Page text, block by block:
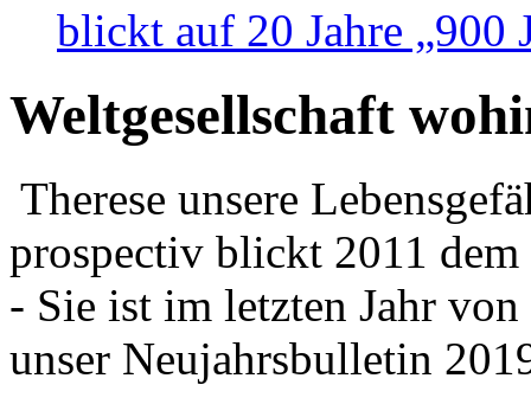
blickt auf 20 Jahre „900
Weltgesellschaft
Therese unsere
prospectiv blickt 2011
- Sie ist im letzten Jahr
unser Neujahrsbulletin